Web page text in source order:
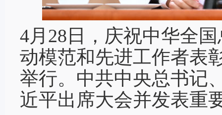
4月28日，庆祝中华全
动模范和先进工作者表
举行。中共中央总书记
近平出席大会并发表重